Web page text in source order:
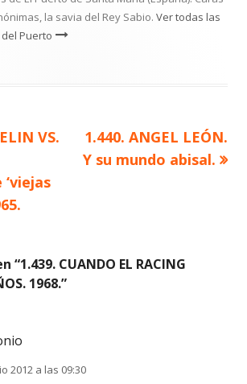
la savia del Rey Sabio. Ver todas las
Puerto
VS.
Artículo
siguiente
1.440. ANGEL LEÓN.
Y su mundo abisal.
“1.439. CUANDO EL RACING
1968.”
2012 a las 09:30